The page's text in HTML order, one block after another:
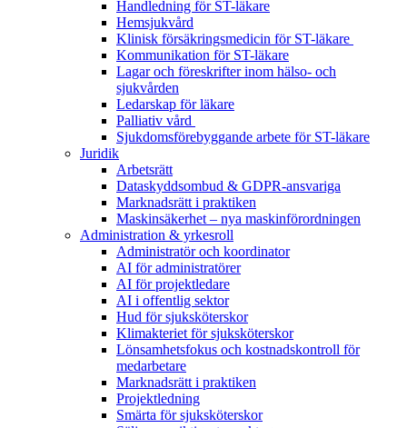
Handledning för ST-läkare
Hemsjukvård
Klinisk försäkringsmedicin för ST-läkare
Kommunikation för ST-läkare
Lagar och föreskrifter inom hälso- och
sjukvården
Ledarskap för läkare
Palliativ vård
Sjukdomsförebyggande arbete för ST-läkare
Juridik
Arbetsrätt
Dataskyddsombud & GDPR-ansvariga
Marknadsrätt i praktiken
Maskinsäkerhet – nya maskinförordningen
Administration & yrkesroll
Administratör och koordinator
AI för administratörer
AI för projektledare
AI i offentlig sektor
Hud för sjuksköterskor
Klimakteriet för sjuksköterskor
Lönsamhetsfokus och kostnadskontroll för
medarbetare
Marknadsrätt i praktiken
Projektledning
Smärta för sjuksköterskor